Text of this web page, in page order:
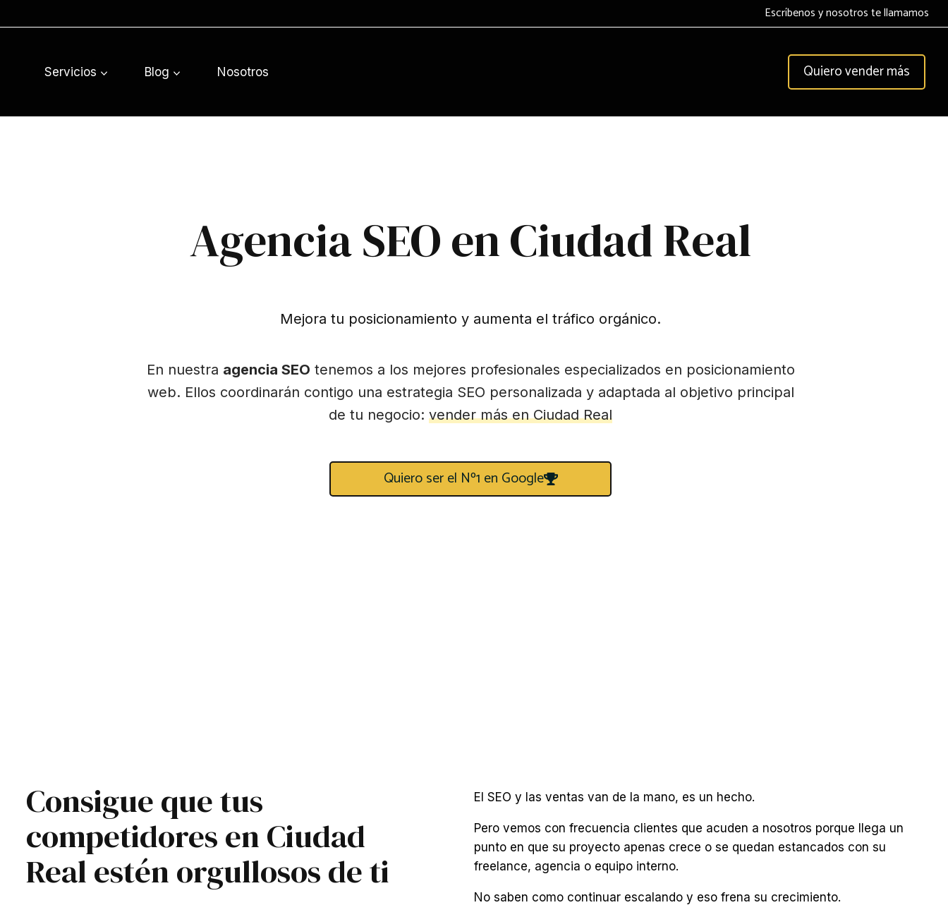
al
Escríbenos y nosotros te llamamos
Servicios Blog Nosotros Quiero vender más
Agencia SEO en Ciudad Real
Mejora tu posicionamiento y aumenta el tráfico orgánico.
En nuestra agencia SEO tenemos a los mejores profesionales especializados en posicionamiento
web. Ellos coordinarán contigo una estrategia SEO personalizada y adaptada al objetivo principal
de tu negocio: vender más en Ciudad Real
Quiero ser el Nº1 en Google
Consigue que tus
competidores en Ciudad
Real estén orgullosos de ti
El SEO y las ventas van de la mano, es un hecho.
Pero vemos con frecuencia clientes que acuden a nosotros porque llega un
punto en que su proyecto apenas crece o se quedan estancados con su
freelance, agencia o equipo interno.
No saben como continuar escalando y eso frena su crecimiento.